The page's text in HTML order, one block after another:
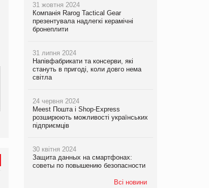
31 жовтня 2024
Компанія Rarog Tactical Gear
презентувала надлегкі керамічні
бронеплити
31 липня 2024
Напівфабрикати та консерви, які
стануть в пригоді, коли довго нема
світла
24 червня 2024
Meest Пошта і Shop-Express
розширюють можливості українських
підприємців
30 квітня 2024
Защита данных на смартфонах:
советы по повышению безопасности
Всі новини